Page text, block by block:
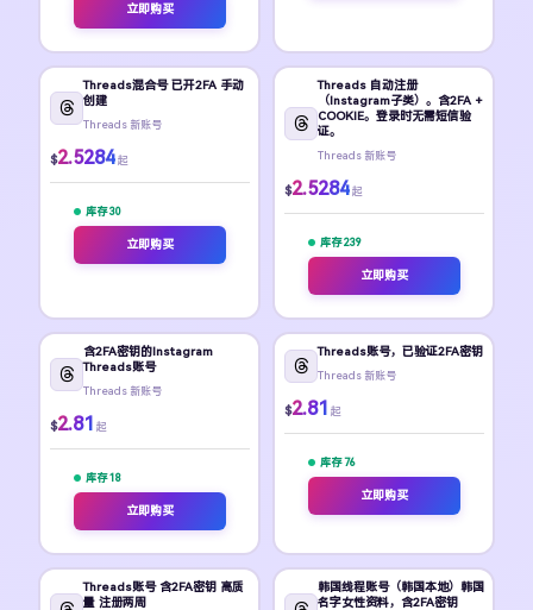
立即购买
Threads混合号 已开2FA 手动
创建
Threads 新账号
$2.5284 起
库存 30
立即购买
Threads 自动注册
（Instagram子类）。含2FA +
COOKIE。登录时无需短信验
证。
Threads 新账号
$2.5284 起
库存 239
立即购买
含2FA密钥的Instagram
Threads账号
Threads 新账号
$2.81 起
库存 18
立即购买
Threads账号，已验证2FA密钥
Threads 新账号
$2.81 起
库存 76
立即购买
Threads账号 含2FA密钥 高质
量 注册两周
韩国线程账号（韩国本地）韩国
名字女性资料，含2FA密钥